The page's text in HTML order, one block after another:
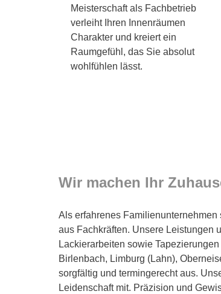
Meisterschaft als Fachbetrieb
verleiht Ihren Innenräumen
Charakter und kreiert ein
Raumgefühl, das Sie absolut
wohlfühlen lässt.
Wir machen Ihr
Als erfahrenes
aus Fachkräften. Unsere Leistungen
Lackierarbeiten sowie
Birlenbach, Limburg (Lahn),
sorgfältig und termingerecht aus.
Leidenschaft mit. Präzision und